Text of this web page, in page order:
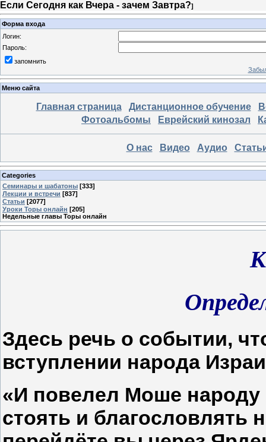
Если Сегодня как Вчера - зачем Завтра?]
Форма входа
Логин:
Пароль:
запомнить
Меню сайта
Главная страница Дистанционное обучение
Фотоальбомы
Еврейский кинозал
О нас Видео Аудио
Categories
Семинары и шабатоны [333]
Лекции и встречи [837]
Статьи [2077]
Уроки Торы онлайн [205]
Недельные главы Торы онлайн
Здесь речь о событии,
вступлении народа
«И повелел Моше народу
стоять и благословлять